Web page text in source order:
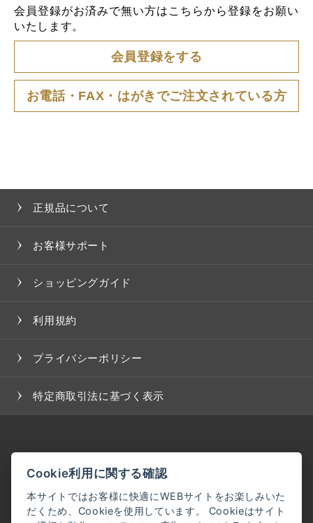
会員登録がお済みで無い方はこちらから登録をお願い
いたします。
会員登録をする
お電話・FAX・はがきでご注文されている方
正規品について
お客様サポート
ショッピングガイド
利用規約
プライバシーポリシー
特定商取引法に基づく表示
Cookie利用に関する確認
本サイトではお客様に快適にWEBサイトをお楽しみいた
だくため、Cookieを使用しています。 Cookieはサイト